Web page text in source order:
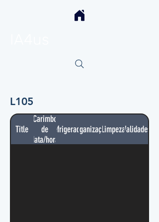
L105
Title
Carimbo
de
data/hora
RefrigeradorOrganizaçãoLimpezaValidades